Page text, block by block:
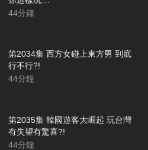
44分鐘
第2034集 西方女碰上東方男 到底
行不行?!
44分鐘
第2035集 韓國遊客大崛起 玩台灣
有失望有驚喜?!
44分鐘